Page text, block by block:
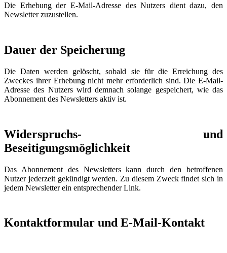
Die Erhebung der E-Mail-Adresse des Nutzers dient dazu, den
Newsletter zuzustellen.
Dauer der Speicherung
Die Daten werden gelöscht, sobald sie für die Erreichung des
Zweckes ihrer Erhebung nicht mehr erforderlich sind. Die E-Mail-
Adresse des Nutzers wird demnach solange gespeichert, wie das
Abonnement des Newsletters aktiv ist.
Widerspruchs- und
Beseitigungsmöglichkeit
Das Abonnement des Newsletters kann durch den betroffenen
Nutzer jederzeit gekündigt werden. Zu diesem Zweck findet sich in
jedem Newsletter ein entsprechender Link.
Kontaktformular und E-Mail-Kontakt